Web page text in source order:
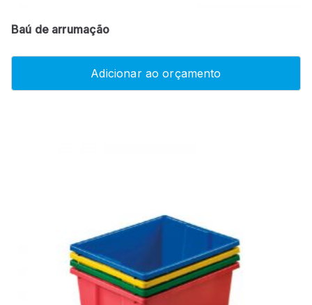
Baú de arrumação
Adicionar ao orçamento